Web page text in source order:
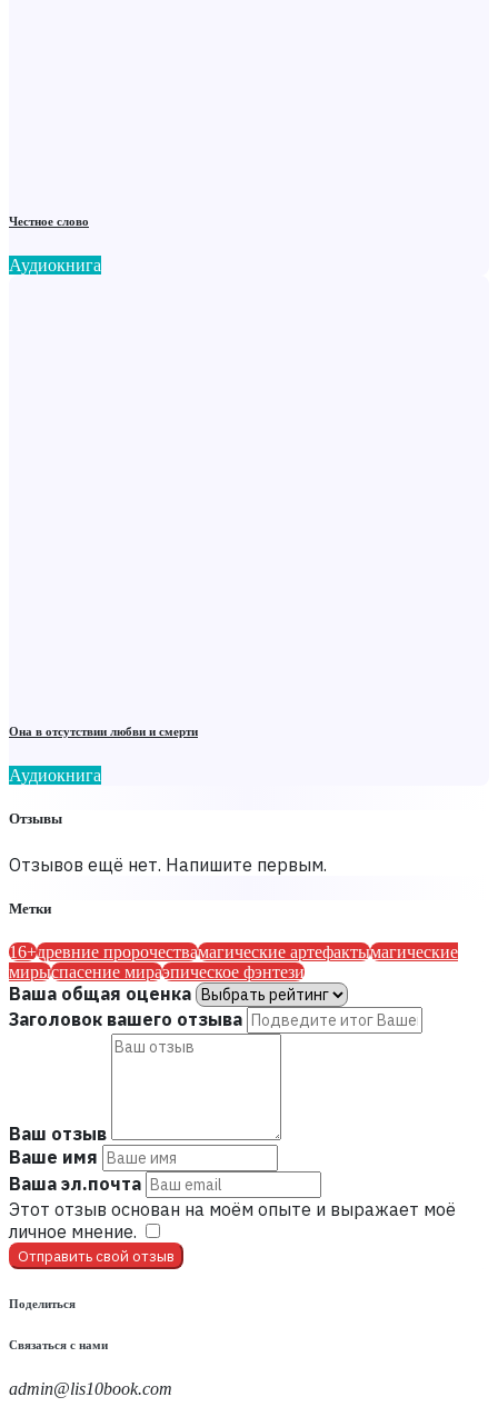
Честное слово
Аудиокнига
Она в отсутствии любви и смерти
Аудиокнига
Отзывы
Отзывов ещё нет. Напишите первым.
Метки
16+древние пророчествамагические артефактымагические
мирыспасение мираэпическое фэнтези
Ваша общая оценка
Заголовок вашего отзыва
Ваш отзыв
Ваше имя
Ваша эл.почта
Этот отзыв основан на моём опыте и выражает моё
личное мнение.
Отправить свой отзыв
Поделиться
Связаться с нами
admin@lis10book.com